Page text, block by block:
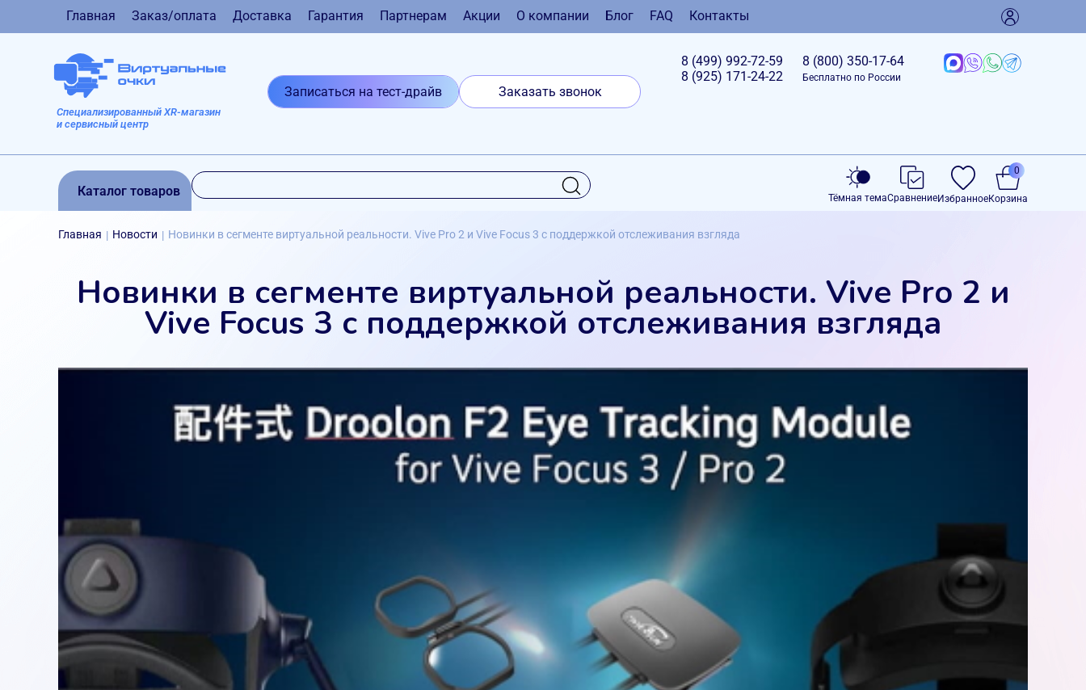
Главная Заказ/оплата Доставка Гарантия Партнерам Акции О компании Блог FAQ Контакты
Специализированный XR-магазин
и сервисный центр
Записаться на тест-драйв Заказать звонок
8 (499) 992-72-59
8 (925) 171-24-22
8 (800) 350-17-64
Бесплатно по России
Каталог товаров Тёмная темаСравнениеИзбранноеКорзина
0
Главная | Новости | Новинки в сегменте виртуальной реальности. Vive Pro 2 и Vive Focus 3 с поддержкой отслеживания взгляда
Новинки в сегменте виртуальной реальности. Vive Pro 2 и
Vive Focus 3 с поддержкой отслеживания взгляда